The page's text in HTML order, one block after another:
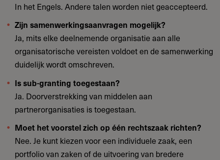
In het Engels. Andere talen worden niet geaccepteerd.
Zijn samenwerkingsaanvragen mogelijk?
Ja, mits elke deelnemende organisatie aan alle
organisatorische vereisten voldoet en de samenwerking
duidelijk wordt omschreven.
Is sub-granting toegestaan?
Ja. Doorverstrekking van middelen aan
partnerorganisaties is toegestaan.
Moet het voorstel zich op één rechtszaak richten?
Nee. Je kunt kiezen voor een individuele zaak, een
portfolio van zaken of de uitvoering van bredere